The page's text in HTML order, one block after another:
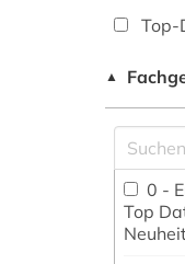
Top-
▲
0 -
Top